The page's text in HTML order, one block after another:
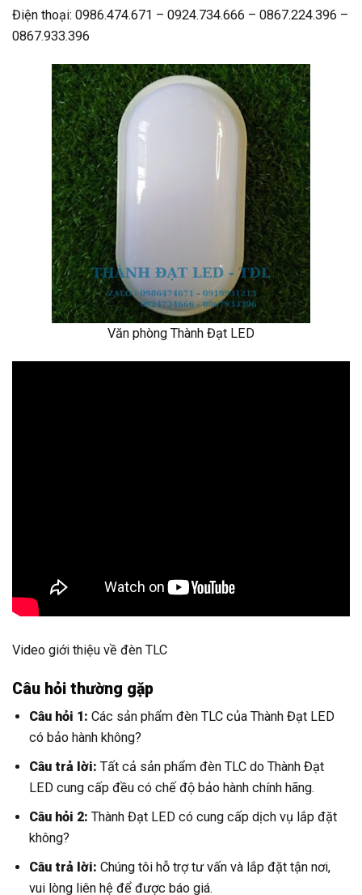
Điện thoại: 0986.474.671 – 0924.734.666 – 0867.224.396 –
0867.933.396
Văn phòng Thành Đạt LED
Video giới thiệu về đèn TLC
Câu hỏi thường gặp
Câu hỏi 1: Các sản phẩm đèn TLC của Thành Đạt LED
có bảo hành không?
Câu trả lời: Tất cả sản phẩm đèn TLC do Thành Đạt
LED cung cấp đều có chế độ bảo hành chính hãng.
Câu hỏi 2: Thành Đạt LED có cung cấp dịch vụ lắp đặt
không?
Câu trả lời: Chúng tôi hỗ trợ tư vấn và lắp đặt tận nơi,
vui lòng liên hệ để được báo giá.